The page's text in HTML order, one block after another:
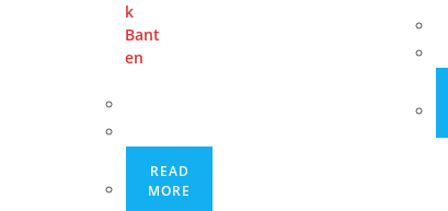
k
Bant
en
READ
MORE